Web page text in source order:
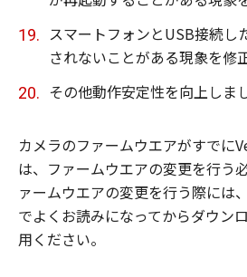
スマートフォンとUSB接続し
されないことがある現象を修
その他動作安定性を向上しま
カメラのファームウエアがすでに
は、ファームウエアの変更を行う
ァームウエアの変更を行う際には
でよくお読みになってからダウン
用ください。